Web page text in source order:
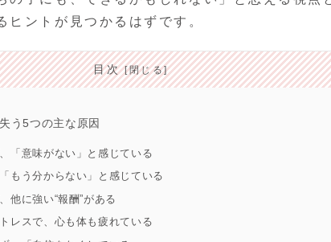
ントが見つかるはずです。
目次
う5つの主な原因
「意味がない」と感じている
もう分からない」と感じている
他に強い“報酬”がある
レスで、心も体も疲れている